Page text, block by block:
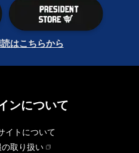
はこちらから
ンについて
イトについて
取り扱い